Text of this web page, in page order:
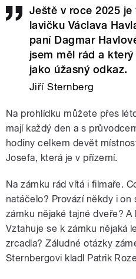
Ještě v roce 2025
lavičku Václava
paní Dagmar
jsem měl rád a
jako úžasný odkaz.
Jiří Sternberg
Na prohlídku můžete přes
mají každý den a s
hodiny celkem devět
Josefa, která je v přízemí.
Na zámku rád vítá i filmaře.
natáčelo? Provází někdy i
zámku nějaké tajné dveře?
Vztahuje se k zámku nějaká
zrcadla? Záludné otázky
Sternbergovi kladl Patrik